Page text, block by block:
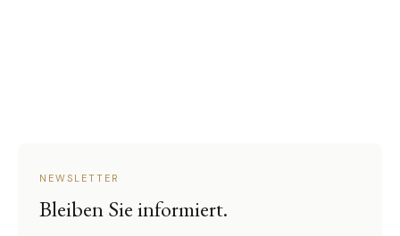
NEWSLETTER
Bleiben Sie informiert.